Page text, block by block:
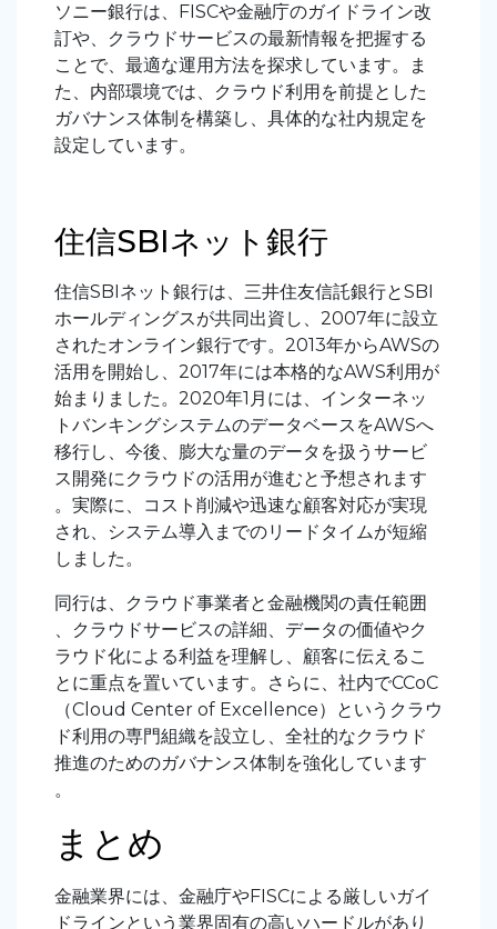
ソニー銀行は、FISCや金融庁のガイドライン改
訂や、クラウドサービスの最新情報を把握する
ことで、最適な運用方法を探求しています。ま
た、内部環境では、クラウド利用を前提とした
ガバナンス体制を構築し、具体的な社内規定を
設定しています。
住信SBIネット銀行
住信SBIネット銀行は、三井住友信託銀行とSBI
ホールディングスが共同出資し、2007年に設立
されたオンライン銀行です。2013年からAWSの
活用を開始し、2017年には本格的なAWS利用が
始まりました。2020年1月には、インターネッ
トバンキングシステムのデータベースをAWSへ
移行し、今後、膨大な量のデータを扱うサービ
ス開発にクラウドの活用が進むと予想されます
。実際に、コスト削減や迅速な顧客対応が実現
され、システム導入までのリードタイムが短縮
しました。
同行は、クラウド事業者と金融機関の責任範囲
、クラウドサービスの詳細、データの価値やク
ラウド化による利益を理解し、顧客に伝えるこ
とに重点を置いています。さらに、社内でCCoC
（Cloud Center of Excellence）というクラウ
ド利用の専門組織を設立し、全社的なクラウド
推進のためのガバナンス体制を強化しています
。
まとめ
金融業界には、金融庁やFISCによる厳しいガイ
ドラインという業界固有の高いハードルがあり